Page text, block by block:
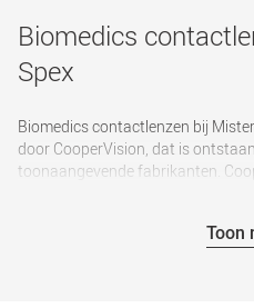
Biomedics
Spex
Biomedics contactlenzen bij
door CooperVision, dat is
toonaangevende fabrikanten.
Toon